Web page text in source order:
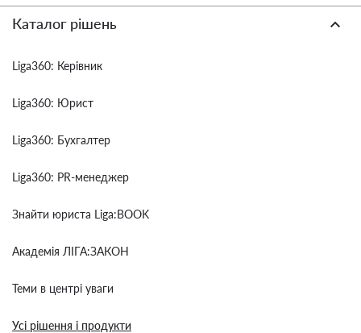
Каталог рішень
Liga360: Керівник
Liga360: Юрист
Liga360: Бухгалтер
Liga360: PR-менеджер
Знайти юриста Liga:BOOK
Академія ЛІГА:ЗАКОН
Теми в центрі уваги
Усі рішення і продукти